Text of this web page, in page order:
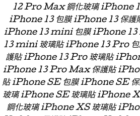
12 Pro Max 鋼化玻璃 iPhone
iPhone 13 包膜 iPhone 13 保護
iPhone 13 mini 包膜 iPhone
13 mini 玻璃貼 iPhone 13 Pro
護貼 iPhone 13 Pro 玻璃貼
iPhone 13 Pro Max 保護貼
貼 iPhone SE 包膜 iPhone SE
玻璃 iPhone SE 玻璃貼 iPhone
鋼化玻璃 iPhone XS 玻璃貼